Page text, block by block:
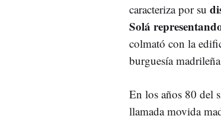
caracteriza por su
Solá
colmató con la
burguesía
En los años 80 del
llamada movida